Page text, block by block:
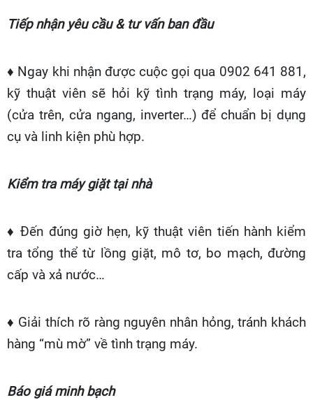
Tiếp nhận yêu cầu & tư vấn ban đầu
♦ Ngay khi nhận được cuộc gọi qua 0902 641 881,
kỹ thuật viên sẽ hỏi kỹ tình trạng máy, loại máy
(cửa trên, cửa ngang, inverter…) để chuẩn bị dụng
cụ và linh kiện phù hợp.
Kiểm tra máy giặt tại nhà
♦ Đến đúng giờ hẹn, kỹ thuật viên tiến hành kiểm
tra tổng thể từ lồng giặt, mô tơ, bo mạch, đường
cấp và xả nước…
♦ Giải thích rõ ràng nguyên nhân hỏng, tránh khách
hàng “mù mờ” về tình trạng máy.
Báo giá minh bạch